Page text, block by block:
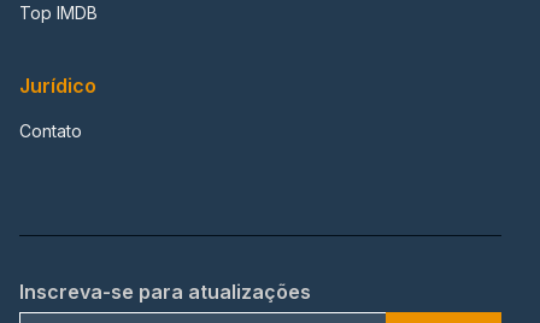
Top IMDB
Jurídico
Contato
Inscreva-se para atualizações